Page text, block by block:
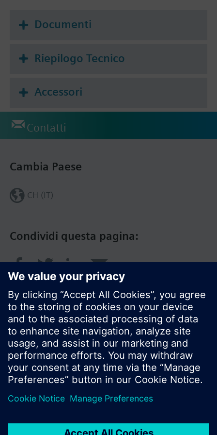
Documenti
Riepilogo Tecnico
Accessori
Contatti
Condividi questa pagina:
Cambia Paese
CH (IT)
© Siemens Switzerland Ltd. 2018
I prodotti e i pressi possono variare a seconda del
Termini d'utilizzo